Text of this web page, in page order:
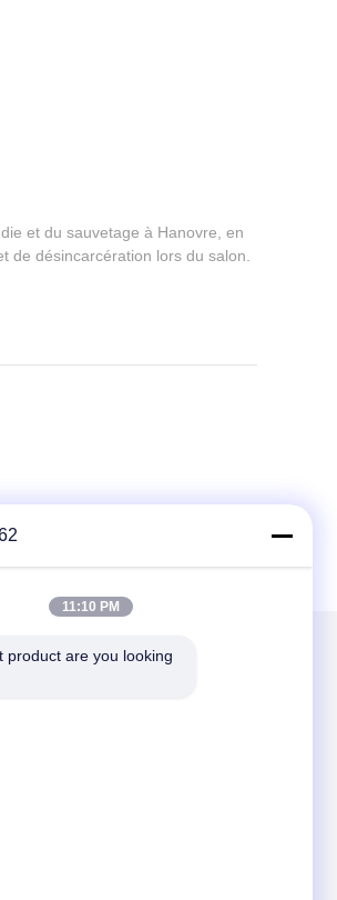
et du sauvetage à Hanovre, en
de désincarcération lors du salon.
11:10 PM
product are you looking